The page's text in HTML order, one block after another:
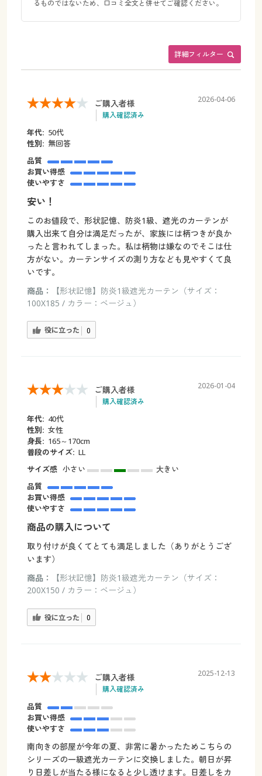
るものではないため、口コミ全文と併せてご確認ください。
詳細フィルター
ご購入者様
購入確認済み
2026-04-06
年代: 50代
性別: 無回答
品質
お買い得感
使いやすさ
安い！
このお値段で、形状記憶、防炎1級、遮光のカーテンが
購入出来て自分は満足だったが、家族には柄つきが良か
ったと言われてしまった。私は柄物は嫌なのでそこは仕
方がない。カーテンサイズの測り方なども見やすくて良
いです。
商品：
【形状記憶】防炎1級遮光カーテン（サイズ：
100X185 / カラー：ベージュ）
役に立った 0
ご購入者様
購入確認済み
2026-01-04
年代: 40代
性別: 女性
身長: 165～170cm
普段のサイズ: LL
サイズ感 小さい
大きい
品質
お買い得感
使いやすさ
商品の購入について
取り付けが良くてとても満足しました（ありがとうござ
います）
商品：
【形状記憶】防炎1級遮光カーテン（サイズ：
200X150 / カラー：ベージュ）
役に立った 0
ご購入者様
購入確認済み
2025-12-13
品質
お買い得感
使いやすさ
南向きの部屋が今年の夏、非常に暑かったためこちらの
シリーズの一級遮光カーテンに交換しました。朝日が昇
り日差しが当たる様になると少し透けます。日差しをカ